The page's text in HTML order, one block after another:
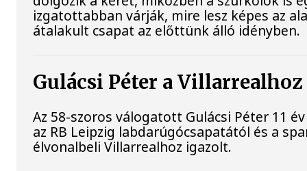
izgatottabban várják, mire lesz képes az
átalakult csapat az előttünk álló idényben.
Gulácsi Péter a
Az 58-szoros válogatott Gulácsi Péter 11
az RB Leipzig labdarúgócsapatától és a
élvonalbeli Villarrealhoz igazolt.